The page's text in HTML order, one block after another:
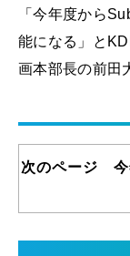
「今年度から
能になる」と
画本部長の前田
次のページ 今